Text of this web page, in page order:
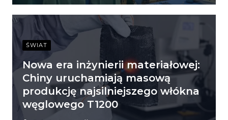
ŚWIAT
Nowa era inżynierii materiałowej:
Chiny uruchamiają masową
produkcję najsilniejszego włókna
węglowego T1200